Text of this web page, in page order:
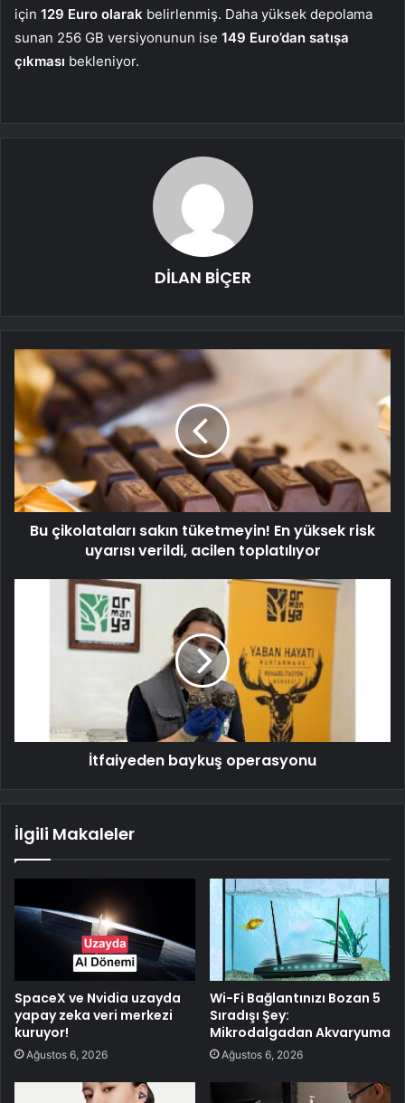
için 129 Euro olarak belirlenmiş. Daha yüksek depolama
sunan 256 GB versiyonunun ise 149 Euro’dan satışa
çıkması bekleniyor.
DİLAN BİÇER
Bu çikolataları sakın tüketmeyin! En yüksek risk
uyarısı verildi, acilen toplatılıyor
İtfaiyeden baykuş operasyonu
İlgili Makaleler
SpaceX ve Nvidia uzayda
yapay zeka veri merkezi
kuruyor!
Ağustos 6, 2026
Wi-Fi Bağlantınızı Bozan 5
Sıradışı Şey:
Mikrodalgadan Akvaryuma
Ağustos 6, 2026